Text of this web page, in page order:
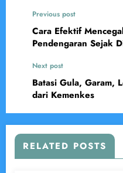
Previous post
Cara Efektif
Pendengaran Sejak
Next post
Batasi Gula, Garam,
dari Kemenkes
RELATED POSTS